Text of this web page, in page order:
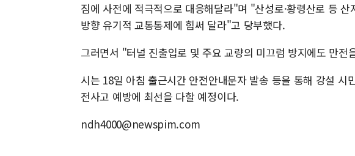
짐에 사전에 적극적으로 대응해달라"며 "산성로·황령산로 등
방향 유기적 교통통제에 힘써 달라"고 당부했다.
그러면서 "터널 진출입로 및 주요 교량의 미끄럼 방지에도 만전
시는 18일 아침 출근시간 안전안내문자 발송 등을 통해 강설 시
전사고 예방에 최선을 다할 예정이다.
ndh4000@newspim.com